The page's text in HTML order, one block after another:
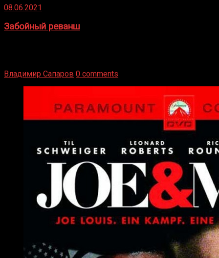
08.06.2021
Забойный реванш
Владимир Сапаров 0 comments